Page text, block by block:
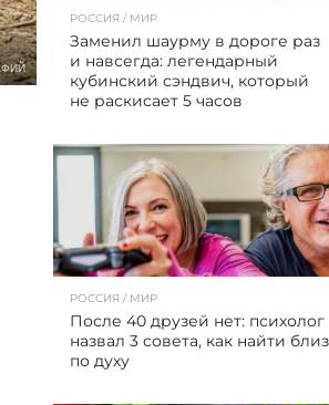
РОССИЯ / МИР
Заменил шаурму в дороге раз
и навсегда: легендарный
кубинский сэндвич, который
не раскисает 5 часов
РОССИЯ / МИР
После 40 друзей нет: психолог
назвал 3 совета, как найти
по духу